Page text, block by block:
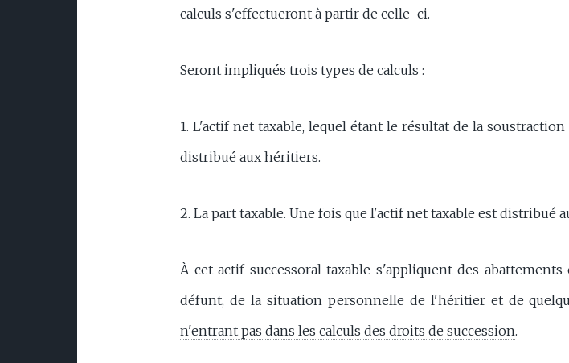
calculs s'effectueront à partir de celle-ci.
Seront impliqués trois types de calculs :
1. L'actif net taxable, lequel étant le résultat de la
distribué aux héritiers.
2. La part taxable. Une fois que l'actif net taxable est distribué
À cet actif successoral taxable s'appliquent des
défunt, de la situation personnelle de l'héritier et de
n'entrant pas dans les calculs des droits de succession.